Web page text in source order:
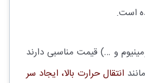
است.
و …) قیمت مناسبی دارند
انتقال حرارت بالا، ایجاد سر